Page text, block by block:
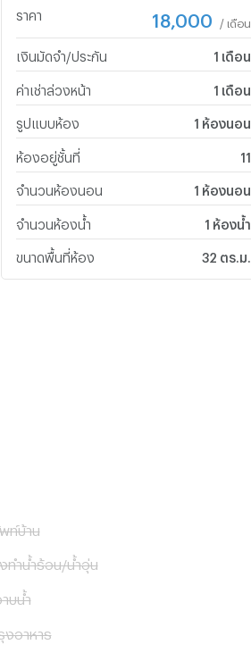
ราคา 18,000 / เดือน
เงินมัดจำ/ประกัน 1 เดือน
ค่าเช่าล่วงหน้า 1 เดือน
รูปแบบห้อง 1 ห้องนอน
ห้องอยู่ชั้นที่ 11
จำนวนห้องนอน 1 ห้องนอน
จำนวนห้องน้ำ 1 ห้องน้ำ
ขนาดพื้นที่ห้อง 32 ตร.ม.
ท์บ้าน
ทำน้ำร้อน/น้ำอุ่น
บน้ำ
งอาหาร